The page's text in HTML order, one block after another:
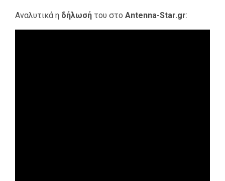
Αναλυτικά η δήλωσή του στο Antenna-Star.gr: